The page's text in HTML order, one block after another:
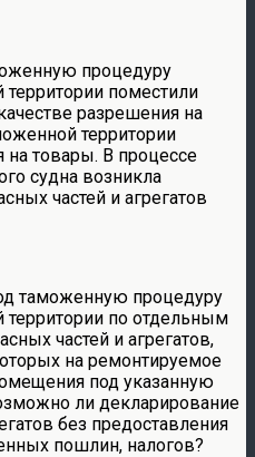
процедуру
поместили
разрешения на
территории
на товары. В процессе
судна возникла
частей и агрегатов
таможенную процедуру
территории по отдельным
частей и агрегатов,
на ремонтируемое
под указанную
ли декларирование
без предоставления
пошлин, налогов?